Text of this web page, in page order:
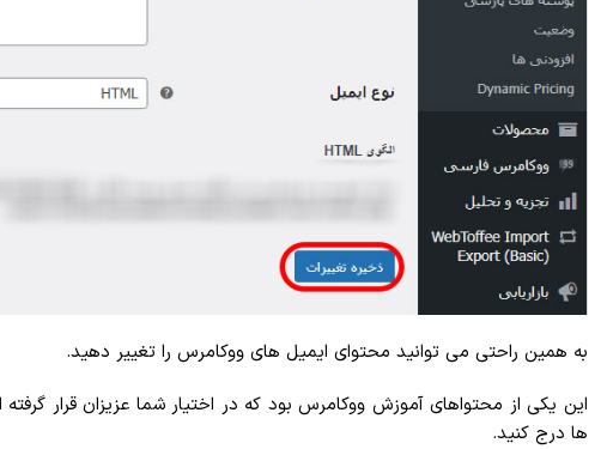
به همین راحتی می توانید محتوای ایمیل های ووکامرس را تغییر دهید.
این یکی از محتواهای آموزش ووکامرس بود که در اختیار شما عزیزان قرار
ها درج کنید.